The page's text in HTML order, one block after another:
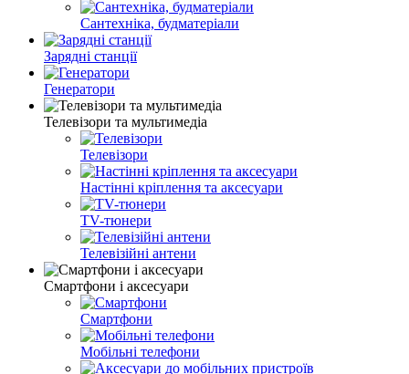
Сантехніка, будматеріали
Зарядні станції
Генератори
Телевізори та мультимедіа
Телевізори
Настінні кріплення та аксесуари
TV-тюнери
Телевізійні антени
Смартфони і аксесуари
Смартфони
Мобільні телефони